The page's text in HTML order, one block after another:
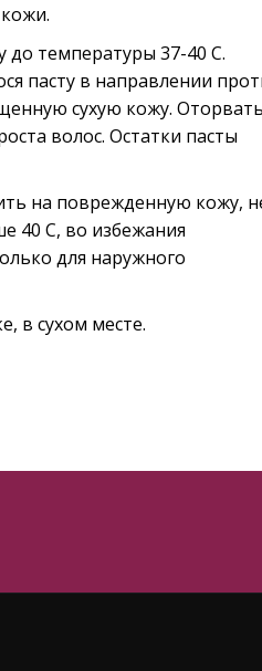
до температуры 37-40 С.
пасту в направлении
сухую кожу. Оторвать
волос. Остатки пасты
на поврежденную кожу,
40 С, во избежания
для наружного
в сухом месте.